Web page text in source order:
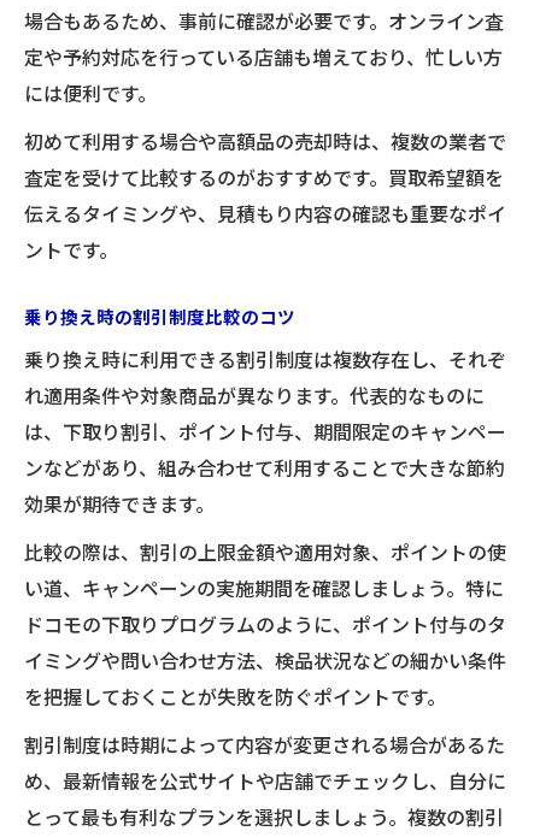
場合もあるため、事前に確認が必要です。オンライン査
定や予約対応を行っている店舗も増えており、忙しい方
には便利です。
初めて利用する場合や高額品の売却時は、複数の業者で
査定を受けて比較するのがおすすめです。買取希望額を
伝えるタイミングや、見積もり内容の確認も重要なポイ
ントです。
乗り換え時の割引制度比較のコツ
乗り換え時に利用できる割引制度は複数存在し、それぞ
れ適用条件や対象商品が異なります。代表的なものに
は、下取り割引、ポイント付与、期間限定のキャンペー
ンなどがあり、組み合わせて利用することで大きな節約
効果が期待できます。
比較の際は、割引の上限金額や適用対象、ポイントの使
い道、キャンペーンの実施期間を確認しましょう。特に
ドコモの下取りプログラムのように、ポイント付与のタ
イミングや問い合わせ方法、検品状況などの細かい条件
を把握しておくことが失敗を防ぐポイントです。
割引制度は時期によって内容が変更される場合があるた
め、最新情報を公式サイトや店舗でチェックし、自分に
とって最も有利なプランを選択しましょう。複数の割引